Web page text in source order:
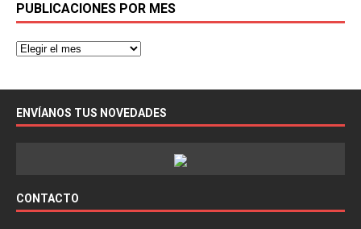
PUBLICACIONES POR MES
ENVÍANOS TUS NOVEDADES
CONTACTO